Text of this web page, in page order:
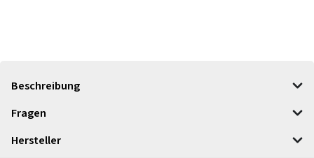
Beschreibung
Fragen
Hersteller